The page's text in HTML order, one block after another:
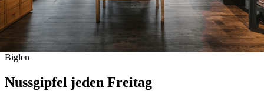
Biglen
Nussgipfel jeden Freitag